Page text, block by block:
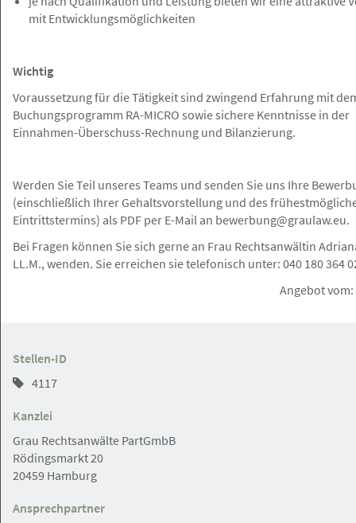
17.07.2026
KSP Kanzlei Dr. Seegers, Dr. Frankenheim
Rechtsanwaltsges. mbH
17.07.2026
Ihre Station in der Rechtsabteilung
einer Mineralölraffinerie
Hamburg
16.07.2026
RECHTSANWÄLTIN/RECHTSANWALT
(m/w/d) für unseren Bereich
Energierecht (Energy & Infrastructure)
Schulz Noack Bärwinkel Rechtsanwälte PartmbB
mit Entwicklungsmöglichkeiten
Wichtig
Voraussetzung für die Tätigkeit sind zwingend Erfahrung mit
Buchungsprogramm RA-MICRO sowie sichere Kenntnisse in der
Einnahmen-Überschuss-Rechnung und Bilanzierung.
Werden Sie Teil unseres Teams und senden Sie uns Ihre
(einschließlich Ihrer Gehaltsvorstellung und des
Eintrittstermins) als PDF per E-Mail an bewerbung@graulaw.eu.
Bei Fragen können Sie sich gerne an Frau Rechtsanwältin
LL.M., wenden. Sie erreichen sie telefonisch unter: 040 180 364
Angebot vom:
Stellen-ID
4117
Kanzlei
Grau Rechtsanwälte PartGmbB
Rödingsmarkt 20
20459 Hamburg
Ansprechpartner